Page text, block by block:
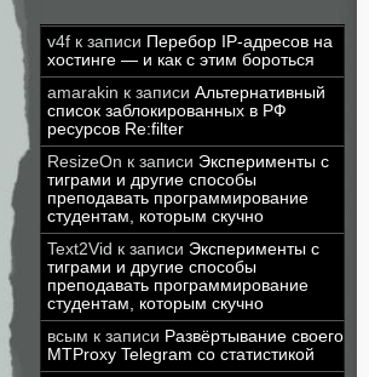
v4f к записи Перебор IP-адресов на
хостинге — и как с этим бороться
amarakin к записи Альтернативный
список заблокированных в РФ
ресурсов Re:filter
ResizeOn к записи Эксперименты с
тиграми и другие способы
преподавать программирование
студентам, которым скучно
Text2Vid к записи Эксперименты с
тиграми и другие способы
преподавать программирование
студентам, которым скучно
всым к записи Развёртывание своего
MTProxy Telegram со статистикой